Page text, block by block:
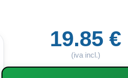
19.85 €
(iva incl.)